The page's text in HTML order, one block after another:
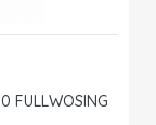
FULLWOSING